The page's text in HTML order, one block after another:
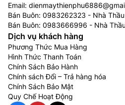
Email:
Bán Buôn: 0983262323 - Nhà
Bán Buôn: 0983666996 - Nhà
Dịch vụ khách hàng
Phương Thức Mua Hàng
Hình Thức Thanh Toán
Chính Sách Bảo Hành
Chính sách Đổi – Trả hàng hóa
Chính Sách Bảo Mật
Quy Chế Hoạt Động